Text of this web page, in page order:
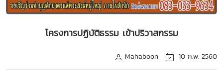
โครงการปฏิบัติธรรม เข้าปริวาสกรรม
Mahaboon 10 ก.พ. 2560